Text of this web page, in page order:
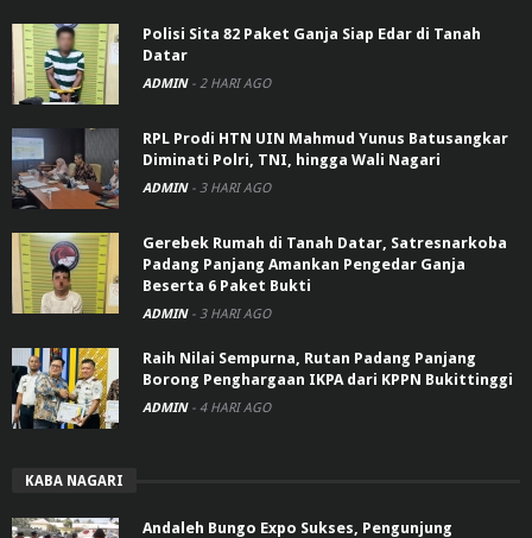
Polisi Sita 82 Paket Ganja Siap Edar di Tanah
Datar
ADMIN - 2 HARI AGO
RPL Prodi HTN UIN Mahmud Yunus Batusangkar
Diminati Polri, TNI, hingga Wali Nagari
ADMIN - 3 HARI AGO
Gerebek Rumah di Tanah Datar, Satresnarkoba
Padang Panjang Amankan Pengedar Ganja
Beserta 6 Paket Bukti
ADMIN - 3 HARI AGO
Raih Nilai Sempurna, Rutan Padang Panjang
Borong Penghargaan IKPA dari KPPN Bukittinggi
ADMIN - 4 HARI AGO
KABA NAGARI
Andaleh Bungo Expo Sukses, Pengunjung